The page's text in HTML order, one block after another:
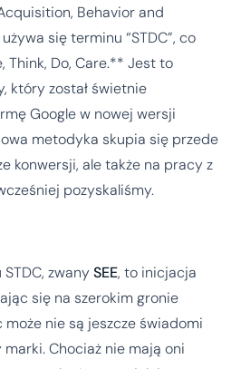
Behavior and
się terminu “STDC”, co
Think, Do, Care.** Jest to
który został świetnie
Google w nowej wersji
metodyka skupia się przede
konwersji, ale także na pracy z
pozyskaliśmy.
zwanySEE, to inicjacja
się na szerokim gronie
nie są jeszcze świadomi
Chociaż nie mają oni